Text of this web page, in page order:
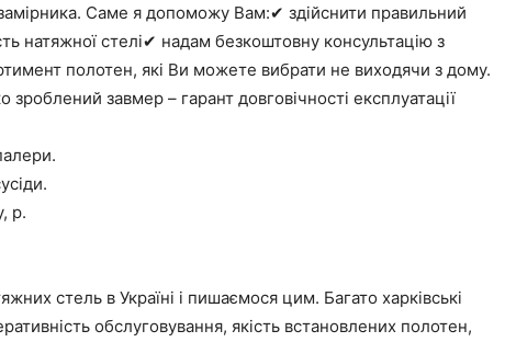
замірника. Саме я допоможу Вам:✔ здійснити правильний
натяжної стелі✔ надам безкоштовну консультацію з
полотен, які Ви можете вибрати не виходячи з дому.
завмер – гарант довговічності експлуатації
р.
стель в Україні і пишаємося цим. Багато харківські
обслуговування, якість встановлених полотен,